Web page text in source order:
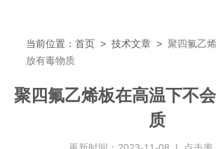
当前位置：首页 >技术文章 >聚四氟乙
放有毒物质
聚四氟乙烯板在高温下不
质